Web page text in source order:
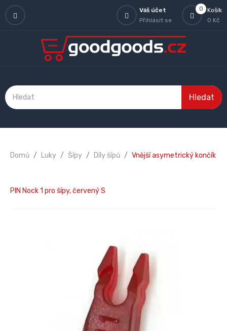
0
Košík
0 Kč
Váš účet
Přihlásit se
Hledat
Domů Luky Šípy Díly šípů Vnější asymetrický končík
PIN Nock 1 pro šípy, červený S